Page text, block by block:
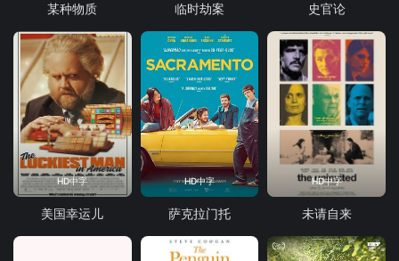
某种物质 临时劫案 史官论
HD中字
美国幸运儿
HD中字
萨克拉门托
HD中字
未请自来